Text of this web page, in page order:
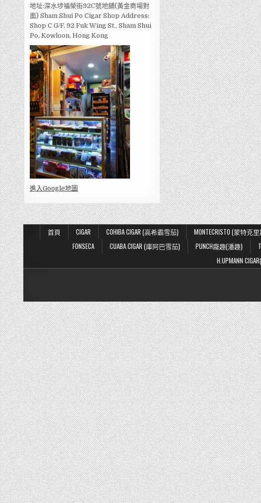
地址:深水埗福榮街92C號地舖(黃金商場對
面) Sham Shui Po Cigar Shop Address:
Shop C G/F, 92 Fuk Wing St., Sham Shui
Po, Kowloon, Hong Kong
進入Google地圖
首頁 CIGAR COHIBA CIGAR (高希霸雪茄) MONTECRISTO (蒙特克
FONSECA
CUABA CIGAR (庫阿巴雪茄) PUNCH龐趣(潘趣)
H.UPMANN